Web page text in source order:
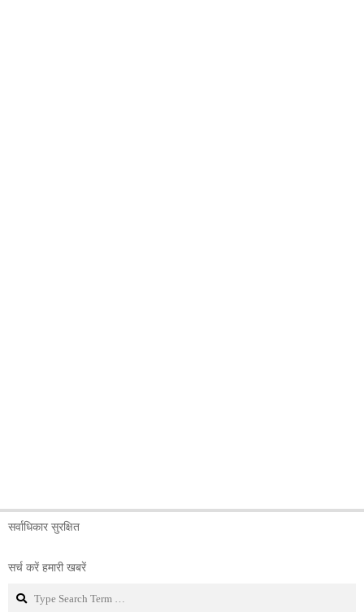
सर्वाधिकार सुरक्षित
सर्च करें हमारी खबरें